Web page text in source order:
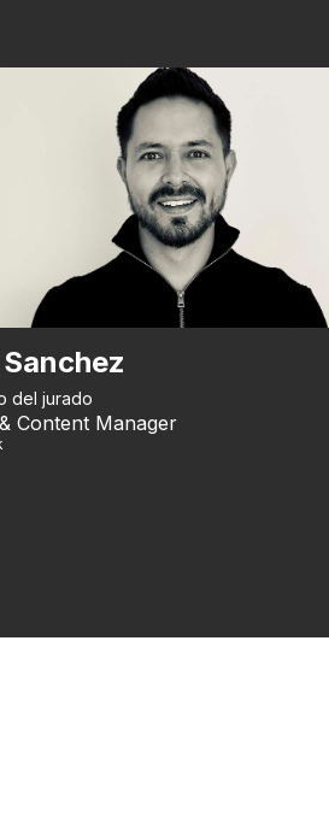
del jurado
Content Manager